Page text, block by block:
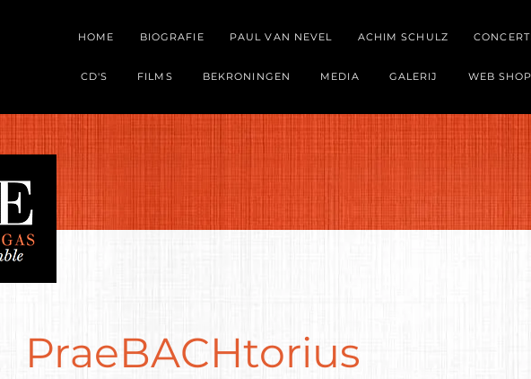
HOME BIOGRAFIE PAUL VAN NEVEL ACHIM SCHULZ
CD'S FILMS BEKRONINGEN MEDIA GALERIJ WEB SHOP
PraeBACHtorius